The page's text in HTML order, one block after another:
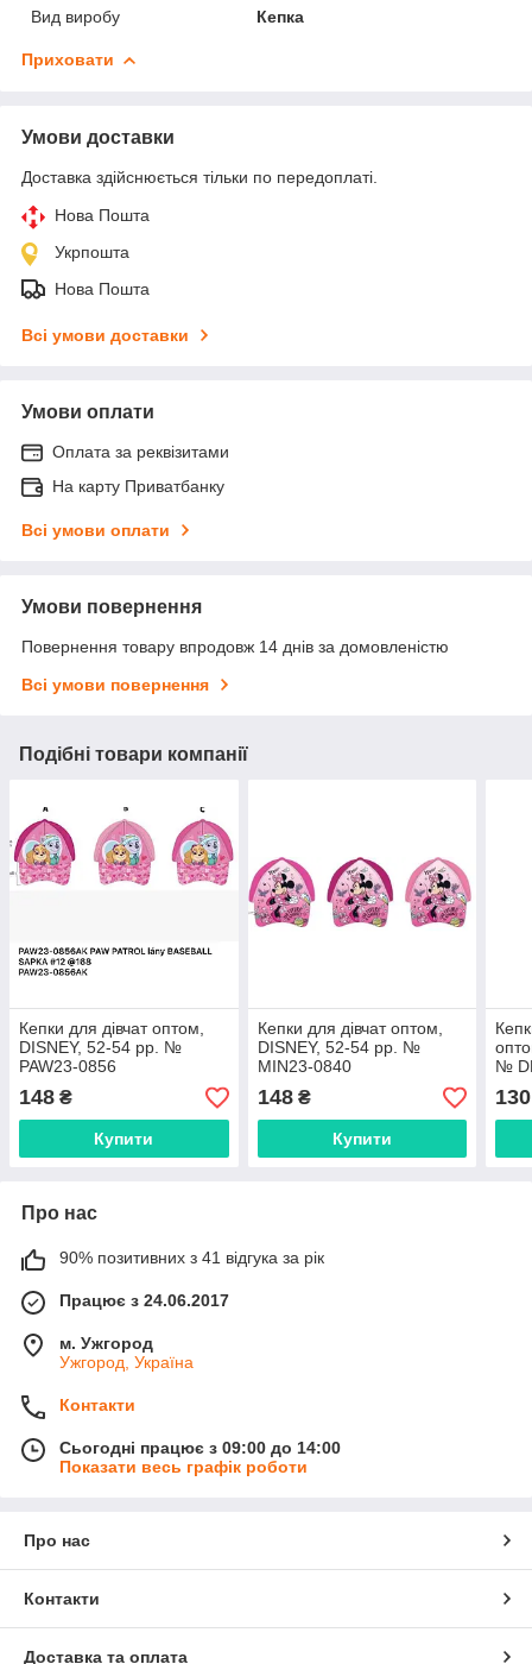
Вид виробу
Кепка
Приховати
Умови доставки
Доставка здійснюється тільки по передоплаті.
Нова Пошта
Укрпошта
Нова Пошта
Всі умови доставки
Умови оплати
Оплата за реквізитами
На карту Приватбанку
Всі умови оплати
Умови повернення
Повернення товару впродовж 14 днів за домовленістю
Всі умови повернення
Подібні товари компанії
Кепки для дівчат оптом,
DISNEY, 52-54 рр. №
PAW23-0856
148 ₴
Купити
Кепки для дівчат оптом,
DISNEY, 52-54 рр. №
MIN23-0840
148₴
Купити
№
130
Про нас
90% позитивних з 41 відгука за рік
Працює з 24.06.2017
м. Ужгород
Ужгород, Україна
Контакти
Сьогодні працює з 09:00 до 14:00
Показати весь графік роботи
Про нас
Контакти
Доставка та оплата